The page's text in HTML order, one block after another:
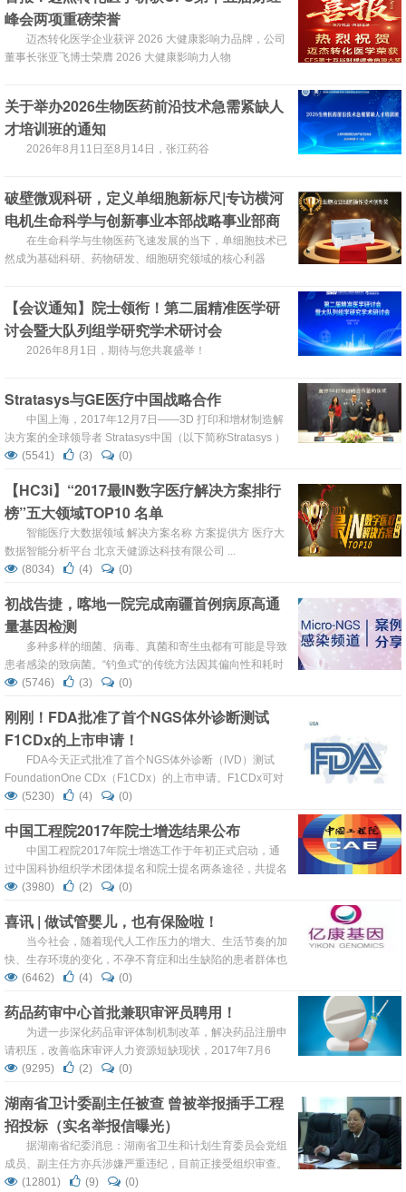
峰会两项重磅荣誉
迈杰转化医学企业获评 2026 大健康影响力品牌，公司
董事长张亚飞博士荣膺 2026 大健康影响力人物
关于举办2026生物医药前沿技术急需紧缺人
才培训班的通知
2026年8月11日至8月14日，张江药谷
破壁微观科研，定义单细胞新标尺|专访横河
电机生命科学与创新事业本部战略事业部商
务运营总监王海鉴
在生命科学与生物医药飞速发展的当下，单细胞技术已
然成为基础科研、药物研发、细胞研究领域的核心利器
【会议通知】院士领衔！第二届精准医学研
讨会暨大队列组学研究学术研讨会
2026年8月1日，期待与您共襄盛举！
Stratasys与GE医疗中国战略合作
中国上海，2017年12月7日——3D 打印和增材制造解
决方案的全球领导者 Stratasys中国（以下简称Stratasys ）
与通用电气医疗中国（以下简称GE医疗）达成战略合作。
(5541) (3) (0)
【HC3i】“2017最IN数字医疗解决方案排行
榜”五大领域TOP10 名单
智能医疗大数据领域 解决方案名称 方案提供方 医疗大
数据智能分析平台 北京天健源达科技有限公司 ...
(8034)
(4) (0)
初战告捷，喀地一院完成南疆首例病原高通
量基因检测
多种多样的细菌、病毒、真菌和寄生虫都有可能是导致
患者感染的致病菌。“钓鱼式“的传统方法因其偏向性和耗时
性难以满足对疑难危重感染患者的溯因觅源，临床迫切需
菌“一网打尽“。 早鉴定，早治疗一直是临床在面对感染疾病
的期许，但疑难危重感染难鉴难查，迫使临床经验性使用抗
生素。而mNGS技术的发展，将叩开精准医学的大门，助力
临床疑难感染诊断
(5746) (3) (0)
刚刚！FDA批准了首个NGS体外诊断测试
F1CDx的上市申请！
FDA今天正式批准了首个NGS体外诊断（IVD）测试
FoundationOne CDx（F1CDx）的上市申请。F1CDx可对
324个基因的遗传变异进行准确检测，覆盖所有类型实体瘤
(5230) (4) (0)
中国工程院2017年院士增选结果公布
中国工程院2017年院士增选工作于年初正式启动，通
过中国科协组织学术团体提名和院士提名两条途径，共提名
了533名有效候选人。
(3980) (2) (0)
喜讯 | 做试管婴儿，也有保险啦！
当今社会，随着现代人工作压力的增大、生活节奏的加
快、生存环境的变化，不孕不育症和出生缺陷的患者群体也
在逐年增加， 许多饱受不孕和先天性遗传疾病困扰的家庭都
法，生育健康的宝宝。
(6462) (4) (0)
药品药审中心首批兼职审评员聘用！
为进一步深化药品审评体制机制改革，解决药品注册申
请积压，改善临床审评人力资源短缺现状，2017年7月6
日，药品审评中心在上海复旦大学附属肿瘤医院举行了首批
评员，药审中心副主任周思源同志、复旦大学附属肿瘤医院
副院长吴炅同志出席聘用仪式并讲话。
(9295) (2) (0)
湖南省卫计委副主任被查 曾被举报插手工程
招投标（实名举报信曝光）
据湖南省纪委消息：湖南省卫生和计划生育委员会党组
成员、副主任方亦兵涉嫌严重违纪，目前正接受组织审查。
(12801)
(9) (0)